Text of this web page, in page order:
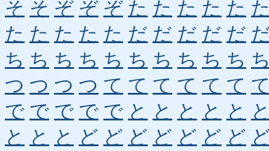
そ そ ぞ ぞ ぞ た た た た た
た た た た た だ だ だ だ だ
ち ち ち ち ち ち ち ち ち ち
つ つ つ つ て て て て て て
で で で で で と と と と と
と と と ど ど ど ど ど ど ど